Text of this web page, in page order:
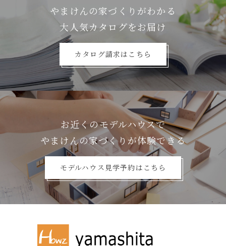
やまけんの家づくりがわかる
⼤⼈気カタログをお届け
カタログ請求はこちら
お近くのモデルハウスで
やまけんの家づくりが体験できる
モデルハウス見学予約はこちら